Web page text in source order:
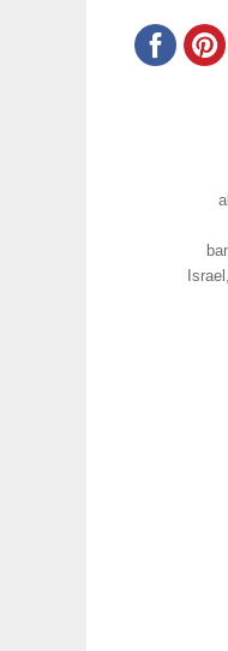
Israel ,